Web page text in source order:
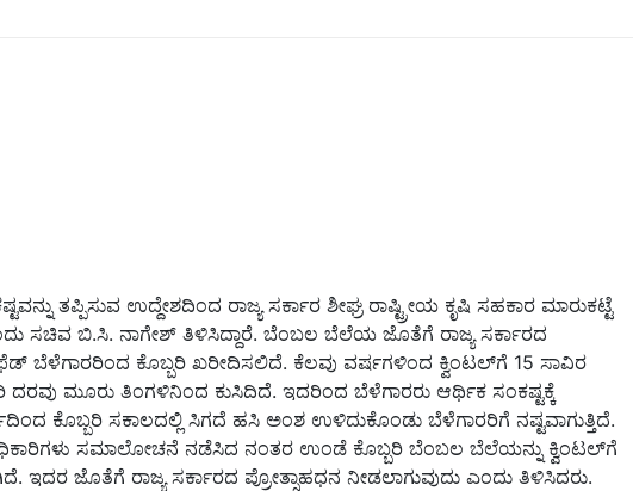
ತಪ್ಪಿಸುವ ಉದ್ದೇಶದಿಂದ ರಾಜ್ಯ ಸರ್ಕಾರ ಶೀಘ್ರ ರಾಷ್ಟ್ರೀಯ ಕೃಷಿ ಸಹಕಾರ ಮಾರುಕಟ್ಟೆ
ಸಚಿವ ಬಿ.ಸಿ. ನಾಗೇಶ್ ತಿಳಿಸಿದ್ದಾರೆ. ಬೆಂಬಲ ಬೆಲೆಯ ಜೊತೆಗೆ ರಾಜ್ಯ ಸರ್ಕಾರದ
ಬೆಳೆಗಾರರಿಂದ ಕೊಬ್ಬರಿ ಖರೀದಿಸಲಿದೆ. ಕೆಲವು ವರ್ಷಗಳಿಂದ ಕ್ವಿಂಟಲ್‌ಗೆ 15 ಸಾವಿರ
ದರವು ಮೂರು ತಿಂಗಳಿನಿಂದ ಕುಸಿದಿದೆ. ಇದರಿಂದ ಬೆಳೆಗಾರರು ಆರ್ಥಿಕ ಸಂಕಷ್ಟಕ್ಕೆ
ಕೊಬ್ಬರಿ ಸಕಾಲದಲ್ಲಿ ಸಿಗದೆ ಹಸಿ ಅಂಶ ಉಳಿದುಕೊಂಡು ಬೆಳೆಗಾರರಿಗೆ ನಷ್ಟವಾಗುತ್ತಿದೆ.
ಸಮಾಲೋಚನೆ ನಡೆಸಿದ ನಂತರ ಉಂಡೆ ಕೊಬ್ಬರಿ ಬೆಂಬಲ ಬೆಲೆಯನ್ನು ಕ್ವಿಂಟಲ್‌ಗೆ
ಇದರ ಜೊತೆಗೆ ರಾಜ್ಯ ಸರ್ಕಾರದ ಪ್ರೋತ್ಸಾಹಧನ ನೀಡಲಾಗುವುದು ಎಂದು ತಿಳಿಸಿದರು.